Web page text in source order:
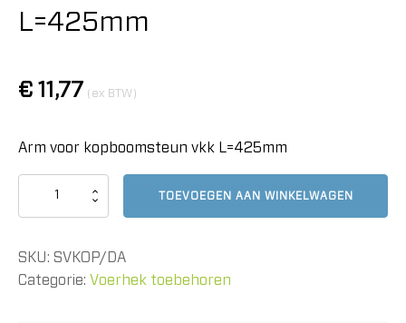
L=425mm
€ 11,77 (ex BTW)
Arm voor kopboomsteun vkk L=425mm
L=425mm
aantal
TOEVOEGEN AAN WINKELWAGEN
SKU: SVKOP/DA
Categorie: Voerhek toebehoren